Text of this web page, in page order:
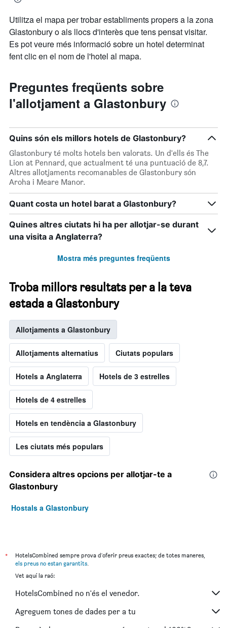
Utilitza el mapa per trobar establiments propers a la zona
Glastonbury o als llocs d'interès que tens pensat visitar.
Es pot veure més informació sobre un hotel determinat
fent clic en el nom de l'hotel al mapa.
Preguntes freqüents sobre
l'allotjament a Glastonbury
Quins són els millors hotels de Glastonbury?
Glastonbury té molts hotels ben valorats. Un d'ells és The
Lion at Pennard, que actualment té una puntuació de 8,7.
Altres allotjaments recomanables de Glastonbury són
Aroha i Meare Manor.
Quant costa un hotel barat a Glastonbury?
Quines altres ciutats hi ha per allotjar-se durant
una visita a Anglaterra?
Mostra més preguntes freqüents
Troba millors resultats per a la teva
estada a Glastonbury
Allotjaments a Glastonbury
Allotjaments alternatius Ciutats populars
Hotels a Anglaterra Hotels de 3 estrelles
Hotels de 4 estrelles
Hotels en tendència a Glastonbury
Les ciutats més populars
Considera altres opcions per allotjar-te a
Glastonbury
Hostals a Glastonbury
*
HotelsCombined sempre prova d'oferir preus exactes; de totes maneres,
els preus no estan garantits.
Vet aquí la raó:
HotelsCombined no n'és el venedor.
Agreguem tones de dades per a tu